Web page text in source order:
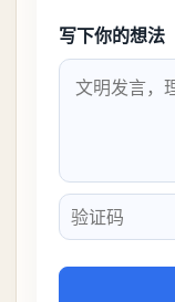
写下你的想法
验证码